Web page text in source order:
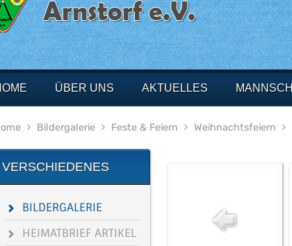
ÜBER UNS AKTUELLES
Bildergalerie Feste & Feiern Weihnachtsfeiern
VERSCHIEDENES
BILDERGALERIE
HEIMATBRIEF ARTIKEL